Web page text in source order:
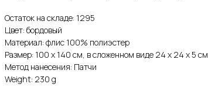
Остаток на складе: 1295
Цвет: бордовый
Материал: флис 100% полиэстер
Размер: 100 х 140 см, в сложенном виде 24 х 24 х 5 см
Метод нанесения: Патчи
Weight: 230 g